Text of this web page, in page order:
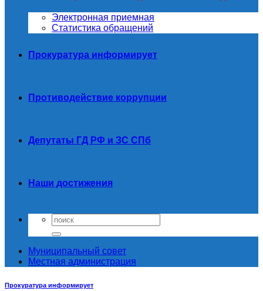
Электронная приемная
Статистика обращений
Прокуратура информирует
Противодействие коррупции
Депутаты ГД РФ и ЗС СПб
Наши достижения
Муниципальный совет
Местная администрация
Прокуратура информирует